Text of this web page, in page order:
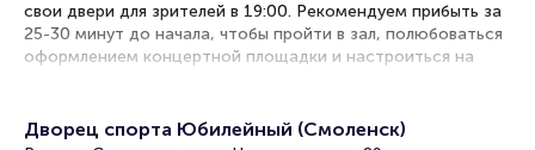
свои двери для зрителей в 19:00. Рекомендуем прибыть за
25-30 минут до начала, чтобы пройти в зал, полюбоваться
оформлением концертной площадки и настроиться на
Рекомендации по выбору мест
Дворец спорта Юбилейный (Смоленск)